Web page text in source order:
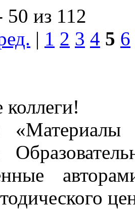
из 112
| 1 2 3 4 5 6
«Материалы